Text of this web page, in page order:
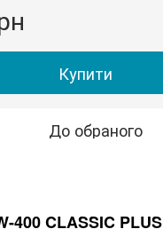
Купити
До обраного
400 CLASSIC PLUS